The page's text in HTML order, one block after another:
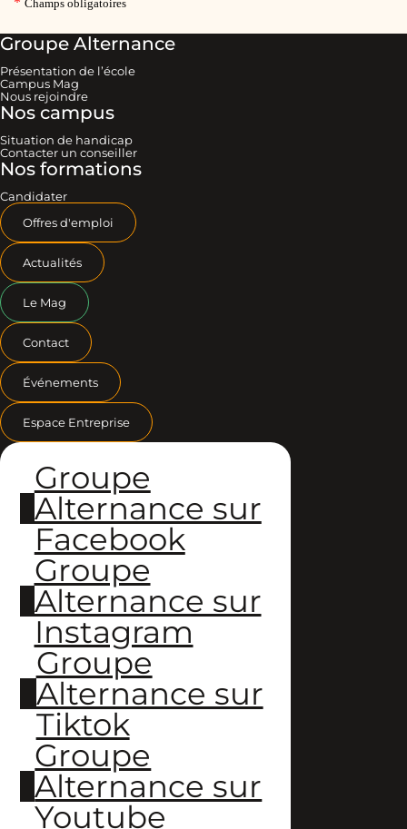
Groupe Alternance
Présentation de l’école
Campus Mag
Nous rejoindre
Nos campus
Situation de handicap
Contacter un conseiller
Nos formations
Candidater
Offres d'emploi
Actualités
Le Mag
Contact
Événements
Espace Entreprise
Groupe
Alternance sur
Facebook
Groupe
Alternance sur
Instagram
Groupe
Alternance sur
Tiktok
Groupe
Alternance sur
Youtube